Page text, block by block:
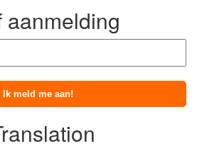
aanmelding